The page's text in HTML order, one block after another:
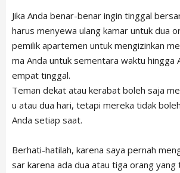
Jika Anda benar-benar ingin tinggal
harus menyewa ulang kamar untuk dua
pemilik apartemen untuk mengizinkan
ma Anda untuk sementara waktu hingga
empat tinggal.
Teman dekat atau kerabat boleh saja
u atau dua hari, tetapi mereka tidak
Anda setiap saat.
Berhati-hatilah, karena saya pernah
sar karena ada dua atau tiga orang